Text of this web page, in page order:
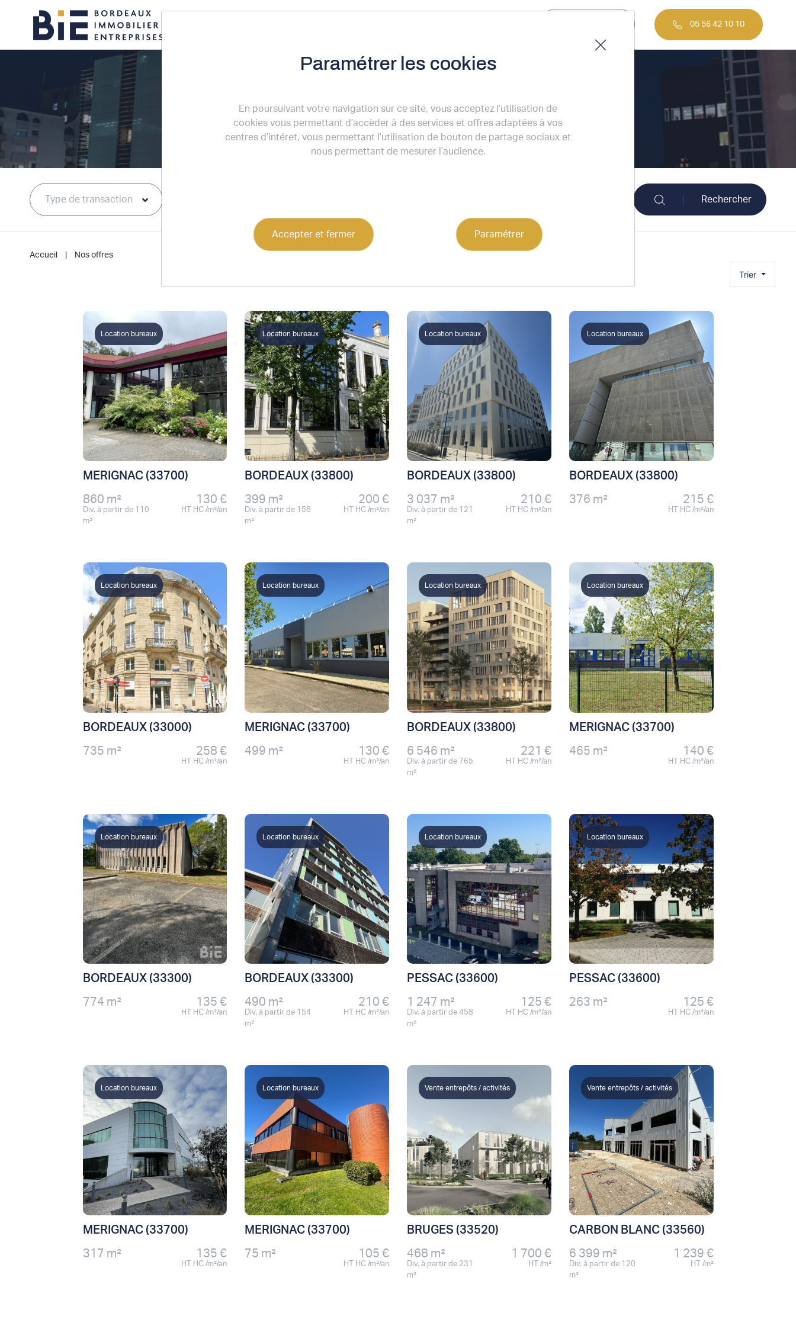
Paramétrer les cookies
En poursuivant votre navigation sur ce site, vous acceptez l’utilisation de
cookies vous permettant d’accèder à des services et offres adaptées à vos
centres d’intéret, vous permettant l’utilisation de bouton de partage sociaux et
nous permettant de mesurer l’audience.
Accepter et fermer Paramétrer
05 56 42 10 10
Nos offres
322 résultats
Type de transaction Rechercher
Accueil Nos offres
Trier
Location bureaux
MERIGNAC (33700)
860 m²
Div. à partir de 110
m²
130 €
HT HC /m²/an
Location bureaux
BORDEAUX (33800)
399 m²
Div. à partir de 158
m²
200 €
HT HC /m²/an
Location bureaux
BORDEAUX (33800)
3 037 m²
Div. à partir de 121
m²
210 €
HT HC /m²/an
Location bureaux
BORDEAUX (33800)
376 m²
215 €
HT HC /m²/an
Location bureaux
BORDEAUX (33000)
735 m²
258 €
HT HC /m²/an
Location bureaux
MERIGNAC (33700)
499 m²
130 €
HT HC /m²/an
Location bureaux
BORDEAUX (33800)
6 546 m²
Div. à partir de 765
m²
221 €
HT HC /m²/an
Location bureaux
MERIGNAC (33700)
465 m²
140 €
HT HC /m²/an
Location bureaux
BORDEAUX (33300)
774 m²
135 €
HT HC /m²/an
Location bureaux
BORDEAUX (33300)
490 m²
Div. à partir de 154
m²
210 €
HT HC /m²/an
Location bureaux
PESSAC (33600)
1 247 m²
Div. à partir de 458
m²
125 €
HT HC /m²/an
Location bureaux
PESSAC (33600)
263 m²
125 €
HT HC /m²/an
Location bureaux
MERIGNAC (33700)
317 m²
135 €
HT HC /m²/an
Location bureaux
MERIGNAC (33700)
75 m²
105 €
HT HC /m²/an
Vente entrepôts / activités
BRUGES (33520)
468 m²
Div. à partir de 231
m²
1 700 €
HT /m²
Vente entrepôts / activités
CARBON BLANC (33560)
6 399 m²
Div. à partir de 120
m²
1 239 €
HT /m²